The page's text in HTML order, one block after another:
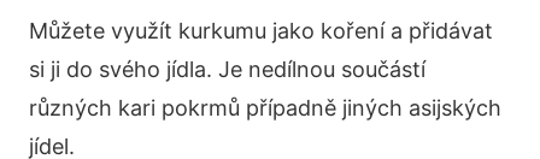
Můžete využít kurkumu jako koření a přidávat
si ji do svého jídla. Je nedílnou součástí
různých kari pokrmů případně jiných asijských
jídel.